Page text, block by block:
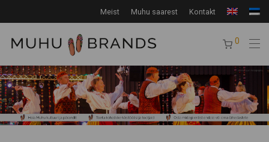
Meist Muhu saarest Kontakt
0